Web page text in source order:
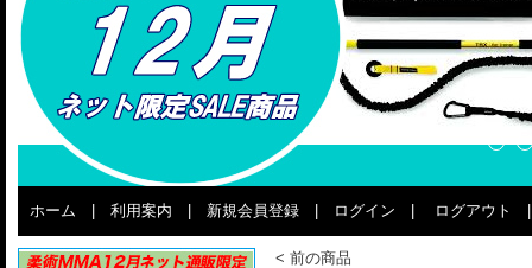
ホーム 利用案内 新規会員登録 ログイン ログアウト
< 前の商品